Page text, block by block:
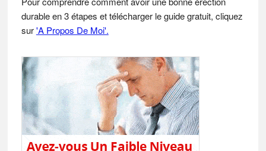
durable en 3 étapes et télécharger le guide gratuit, cliquez
sur'A Propos De Moi'.